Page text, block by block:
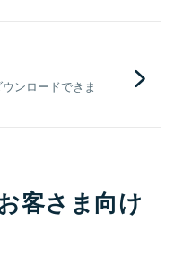
ンロードできま
客さま向け